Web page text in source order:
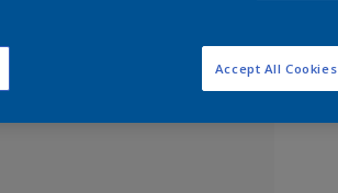
Accept All Cookies